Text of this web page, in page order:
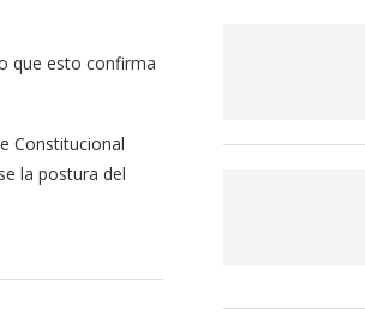
que esto confirma
Constitucional
la postura del